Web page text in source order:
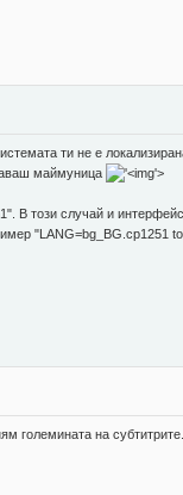
ти не е
маймуница
'>
този случай и
"LANG=bg_BG.cp1251
големината на